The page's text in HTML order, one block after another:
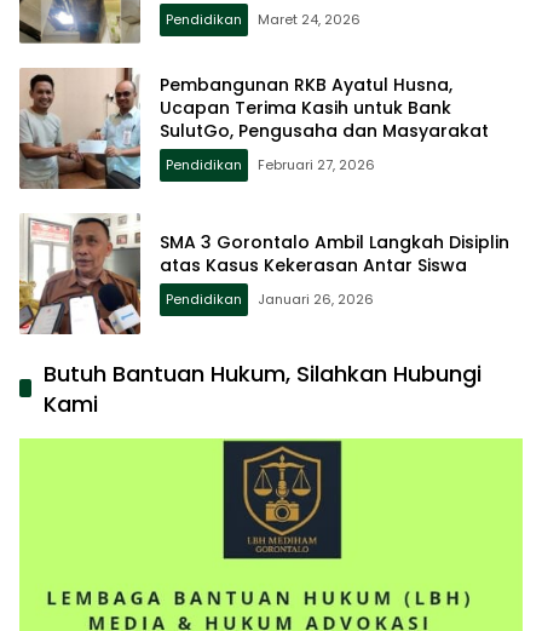
Pendidikan Maret 24, 2026
Pembangunan RKB Ayatul Husna,
Ucapan Terima Kasih untuk Bank
SulutGo, Pengusaha dan Masyarakat
Pendidikan Februari 27, 2026
SMA 3 Gorontalo Ambil Langkah Disiplin
atas Kasus Kekerasan Antar Siswa
Pendidikan Januari 26, 2026
Butuh Bantuan Hukum, Silahkan Hubungi
Kami